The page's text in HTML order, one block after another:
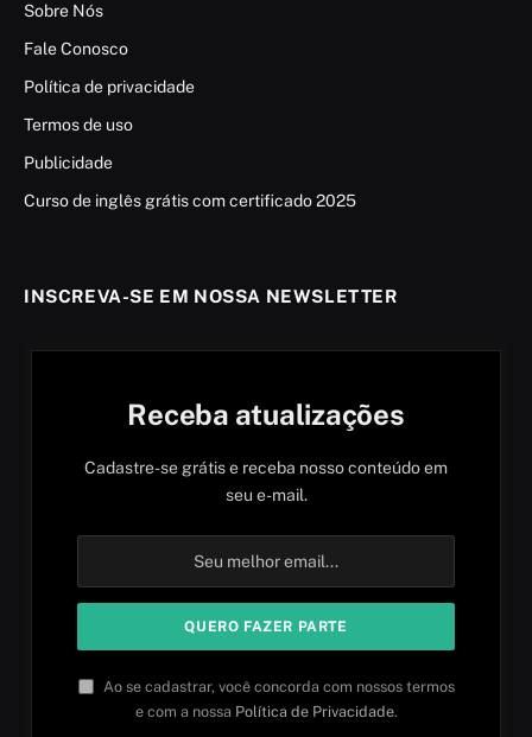
Sobre Nós
Fale Conosco
Política de privacidade
Termos de uso
Publicidade
Curso de inglês grátis com certificado 2025
INSCREVA-SE EM NOSSA NEWSLETTER
Receba atualizações
Cadastre-se grátis e receba nosso conteúdo em
seu e-mail.
Ao se cadastrar, você concorda com nossos termos
e com a nossa Política de Privacidade.